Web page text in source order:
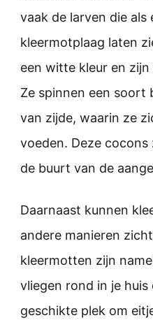
vaak de larven die als
kleermotplaag laten
een witte kleur en
Ze spinnen een soort
van zijde, waarin ze
voeden. Deze
de buurt van de
Daarnaast kunnen
andere manieren
kleermotten zijn
vliegen rond in je huis
geschikte plek om